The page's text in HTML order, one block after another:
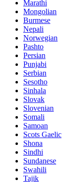
Marathi
Mongolian
Burmese
Nepali
Norwegian
Pashto
Persian
Punjabi
Serbian
Sesotho
Sinhala
Slovak
Slovenian
Somali
Samoan
Scots Gaelic
Shona
Sindhi
Sundanese
Swahili
Tajik